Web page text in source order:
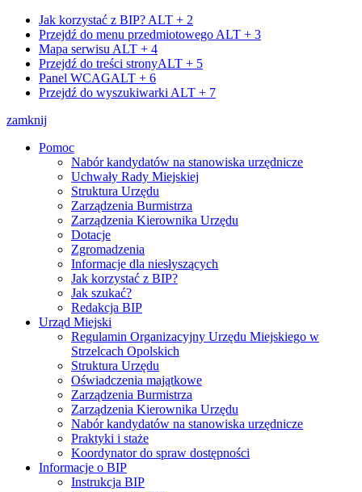
Jak korzystać z BIP? ALT + 2
Przejdź do menu przedmiotowego ALT + 3
Mapa serwisu ALT + 4
Przejdź do treści stronyALT + 5
Panel WCAGALT + 6
Przejdź do wyszukiwarki ALT + 7
zamknij
Pomoc
Nabór kandydatów na stanowiska urzędnicze
Uchwały Rady Miejskiej
Struktura Urzędu
Zarządzenia Burmistrza
Zarządzenia Kierownika Urzędu
Dotacje
Zgromadzenia
Informacje dla niesłyszących
Jak korzystać z BIP?
Jak szukać?
Redakcja BIP
Urząd Miejski
Regulamin Organizacyjny Urzędu Miejskiego w
Strzelcach Opolskich
Struktura Urzędu
Oświadczenia majątkowe
Zarządzenia Burmistrza
Zarządzenia Kierownika Urzędu
Nabór kandydatów na stanowiska urzędnicze
Praktyki i staże
Koordynator do spraw dostępności
Informacje o BIP
Instrukcja BIP